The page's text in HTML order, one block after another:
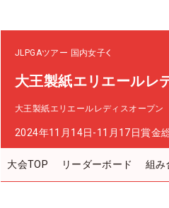
JLPGAツアー 国内女子
大王製紙エリエールレ
大王製紙エリエールレディスオープン
2024年11月14日-11月17日賞金
大会TOP リーダーボード 組み